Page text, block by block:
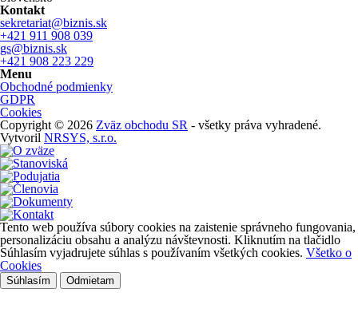
Kontakt
sekretariat@biznis.sk
+421 911 908 039
gs@biznis.sk
+421 908 223 229
Menu
Obchodné podmienky
GDPR
Cookies
Copyright © 2026 Zväz obchodu SR - všetky práva vyhradené.
Vytvoril NRSYS, s.r.o.
Tento web používa súbory cookies na zaistenie správneho fungovania,
personalizáciu obsahu a analýzu návštevnosti. Kliknutím na tlačidlo
Súhlasím vyjadrujete súhlas s používaním všetkých cookies. Všetko o
Cookies
Súhlasím Odmietam